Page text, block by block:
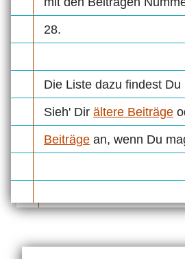
28.
Die Liste dazu findest Du
Sieh' Dir ältere Beiträge
Beiträge an, wenn Du